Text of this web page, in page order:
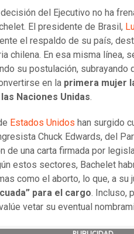
del Ejecutivo no ha
El presidente de Brasil,
el respaldo de su país,
chilena. En esa misma línea,
su postulación, subrayando
en la primera mujer
Naciones Unidas.
Estados Unidos han surgido
Chuck Edwards, del
de una carta firmada por
estos sectores, Bachelet
como el aborto, lo que, a su
para el cargo. Incluso,
vetar su eventual